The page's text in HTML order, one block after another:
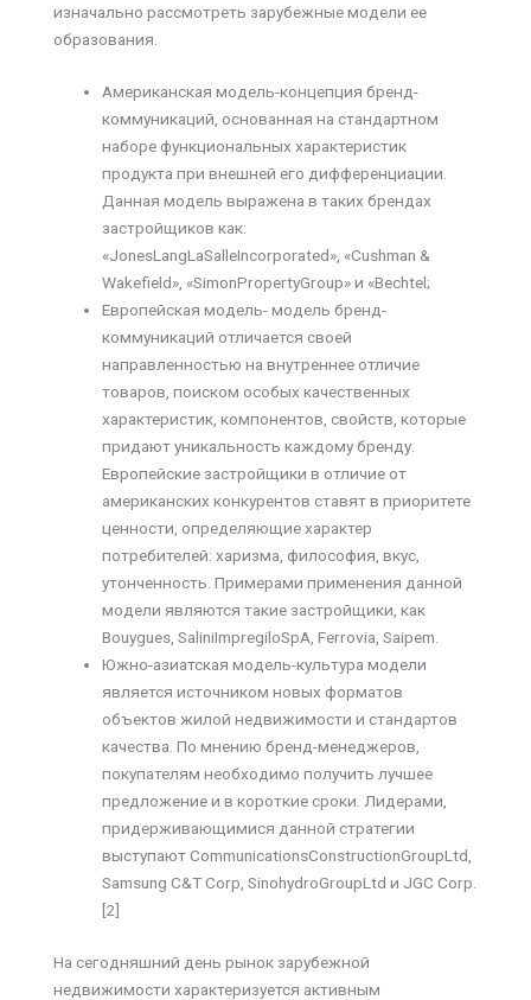
изначально рассмотреть зарубежные модели ее
образования.
Американская модель-концепция бренд-
коммуникаций, основанная на стандартном
наборе функциональных характеристик
продукта при внешней его дифференциации.
Данная модель выражена в таких брендах
застройщиков как:
«JonesLangLaSalleIncorporated», «Cushman &
Wakefield», «SimonPropertyGroup» и «Bechtel;
Европейская модель- модель бренд-
коммуникаций отличается своей
направленностью на внутреннее отличие
товаров, поиском особых качественных
характеристик, компонентов, свойств, которые
придают уникальность каждому бренду.
Европейские застройщики в отличие от
американских конкурентов ставят в приоритете
ценности, определяющие характер
потребителей: харизма, философия, вкус,
утонченность. Примерами применения данной
модели являются такие застройщики, как
Bouygues, SaliniImpregiloSpA, Ferrovia, Saipem.
Южно-азиатская модель-культура модели
является источником новых форматов
объектов жилой недвижимости и стандартов
качества. По мнению бренд-менеджеров,
покупателям необходимо получить лучшее
предложение и в короткие сроки. Лидерами,
придерживающимися данной стратегии
выступают CommunicationsConstructionGroupLtd,
Samsung C&T Corp, SinohydroGroupLtd и JGC Corp.
[2]
На сегодняшний день рынок зарубежной
недвижимости характеризуется активным